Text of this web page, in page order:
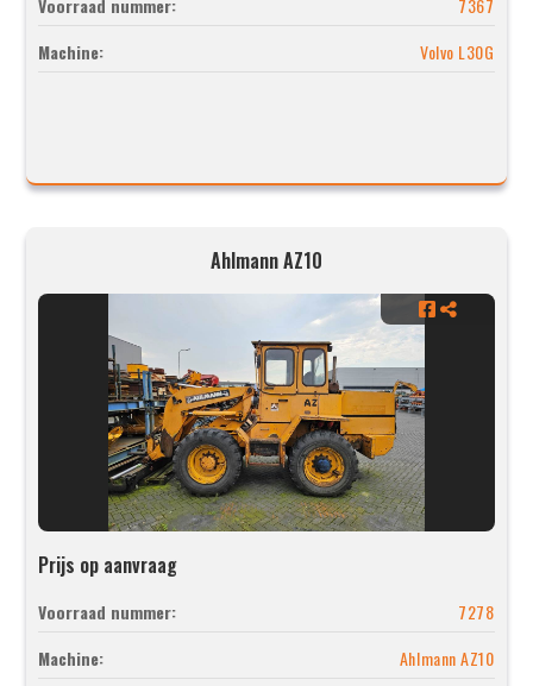
Machine:
Volvo L30G
Ahlmann AZ10
Prijs op aanvraag
Voorraad nummer:
7278
Machine:
Ahlmann AZ10